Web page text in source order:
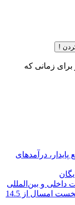
!
زمانی که
پایدار، درآمدهای
داخلی و بین‌المللی
حق بیمه تولیدی بیمه ملت در چهار ماه نخست امسال از 14.5